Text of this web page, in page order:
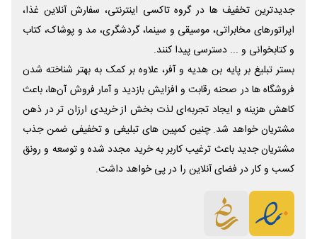
جدیدترین تخفیف ها در گروه تاکسی اینترنتی، سفارش آنلاین غذا،
اپراتورهای مخابراتی، موسیقی و سینما، گردشگری، مد و پوشاک، کتاب
و کتابخوانی و ... دسترسی پیدا کنند.
بستر تبلیغ بر پایه بن هدیه و آفر، علاوه بر کمک به بهتر شناخته شدن
فروشگاه ها در صحنه رقابت و افزایش بازدید و آمار فروش آن‌ها، باعث
کاهش هزینه و ایجاد تجربه‌ای لذت بخش از خریدی ارزان تر در ذهن
مشتریان خواهد شد. چنین کمپین های تبلیغی و تخفیفی ضمن جذب
مشتریان جدید باعث ترغیب کاربر به خرید مجدد شده و توسعه و رونق
کسب و کار در فضای آنلاین را در پی خواهد داشت.